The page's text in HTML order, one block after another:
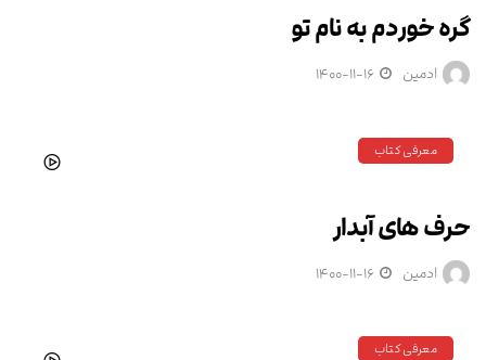
گره خوردم به نام تو
ادمین ۱۴۰۰-۱۱-۱۶
معرفی کتاب
حرف های آبدار
ادمین ۱۴۰۰-۱۱-۱۶
معرفی کتاب